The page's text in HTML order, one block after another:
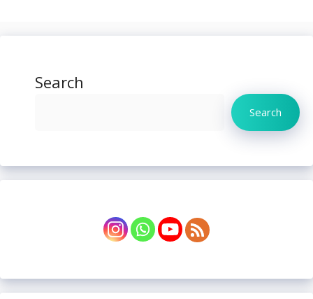
Search
Search